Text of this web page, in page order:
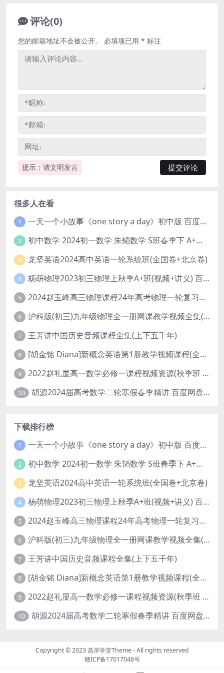
评论(0)
提示：请文明发言
您的邮箱地址不会被公开。 必填项已用 * 标注
很多人在看
1 一天一个小故事《one story a day》初中版 百度网盘分享下载
2 初中数学 2024初一数学 朱韬数学 S班春季下 A+班春季下 百度云网盘
3 龙坚英语2024高中英语一轮系统班(全国卷+北京卷)
4 杨萌物理2023初三物理上秋季A+班(视频+讲义) 百度网盘分享
5 2024赵玉峰高三物理课程24年高考物理一轮复习网课教程
6 沪科版(初三)九年级物理全一册网课教学视频全集(录播版 杜春雨 66讲)
7 王芳讲中国历史音频课程全集(上下五千年)
8 [胡金铭 Diana]新概念英语第1册教学视频课程(全集 百度网盘下载)
9 2022赵礼显高一数学必修一课程视频资源(秋季班 含讲义)百度网盘云
10 胡源2024届高考数学二轮寒假春季精讲 百度网盘分享
下载排行榜
1 一天一个小故事《one story a day》初中版 百度网盘分享下载
2 初中数学 2024初一数学 朱韬数学 S班春季下 A+班春季下 百度云网盘
3 龙坚英语2024高中英语一轮系统班(全国卷+北京卷)
4 杨萌物理2023初三物理上秋季A+班(视频+讲义) 百度网盘分享
5 2024赵玉峰高三物理课程24年高考物理一轮复习网课教程
6 沪科版(初三)九年级物理全一册网课教学视频全集(录播版 杜春雨 66讲)
7 王芳讲中国历史音频课程全集(上下五千年)
8 [胡金铭 Diana]新概念英语第1册教学视频课程(全集 百度网盘下载)
9 2022赵礼显高一数学必修一课程视频资源(秋季班 含讲义)百度网盘云
10 胡源2024届高考数学二轮寒假春季精讲 百度网盘分享
Copyright © 2023高岸学堂Theme- All rights reserved
赣ICP备17017048号